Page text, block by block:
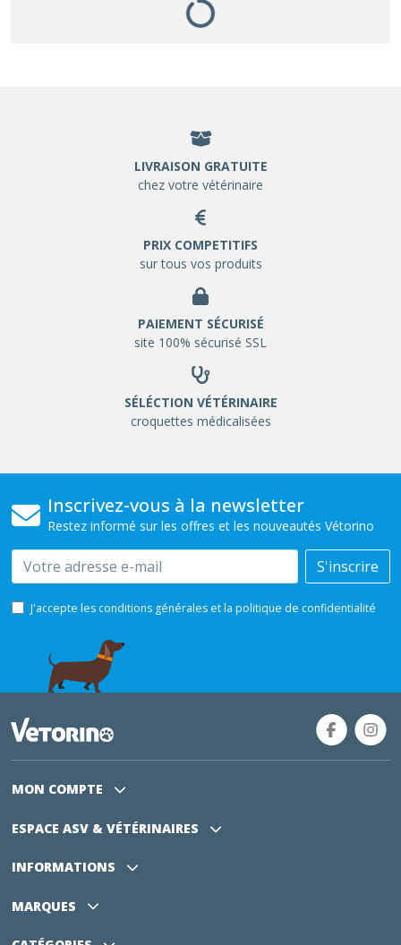
LIVRAISON GRATUITE
chez votre vétérinaire
PRIX COMPETITIFS
sur tous vos produits
PAIEMENT SÉCURISÉ
site 100% sécurisé SSL
SÉLÉCTION VÉTÉRINAIRE
croquettes médicalisées
Inscrivez-vous à la newsletter
Restez informé sur les offres et les nouveautés Vétorino
Email S'inscrire
J'accepte les conditions générales et la politique de confidentialité
MON COMPTE
ESPACE ASV & VÉTÉRINAIRES
INFORMATIONS
MARQUES